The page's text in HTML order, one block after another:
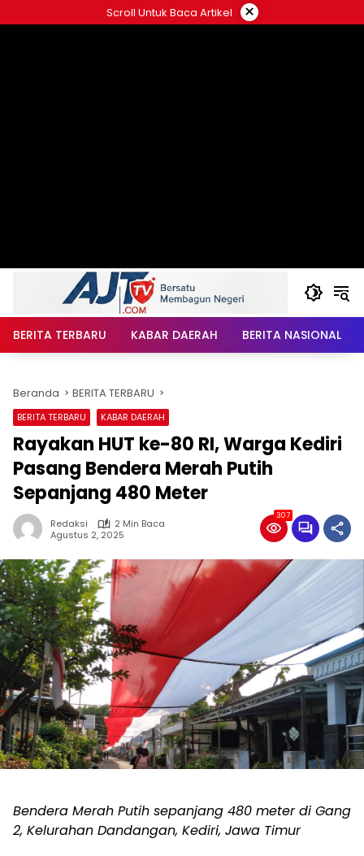
ke
Scroll Untuk Baca Artikel ×
BERITA TERBARU KABAR DAERAH BERITA NASIONAL
Beranda BERITA TERBARU
BERITA TERBARU KABAR DAERAH
Rayakan HUT ke-80 RI, Warga Kediri
Pasang Bendera Merah Putih
Sepanjang 480 Meter
Redaksi
2 Min Baca
Agustus 2, 2025
307
Bendera Merah Putih sepanjang 480 meter di Gang
2, Kelurahan Dandangan, Kediri, Jawa Timur